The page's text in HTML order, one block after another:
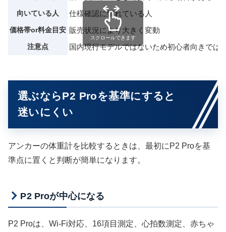
向いている人 仕様確認に慣れている人
価格帯or料金目安 販売状況により大きく変動
注意点 国内現行モデルではないため初心者向きでは
スクロールできます
選ぶならP2 Proを基準にすると
迷いにくい
アンカーの体重計を比較するときは、最初にP2 Proを基
準点に置くと判断が簡単になります。
P2 Proが中心になる
P2 Proは、Wi-Fi対応、16項目測定、心拍数測定、赤ちゃ